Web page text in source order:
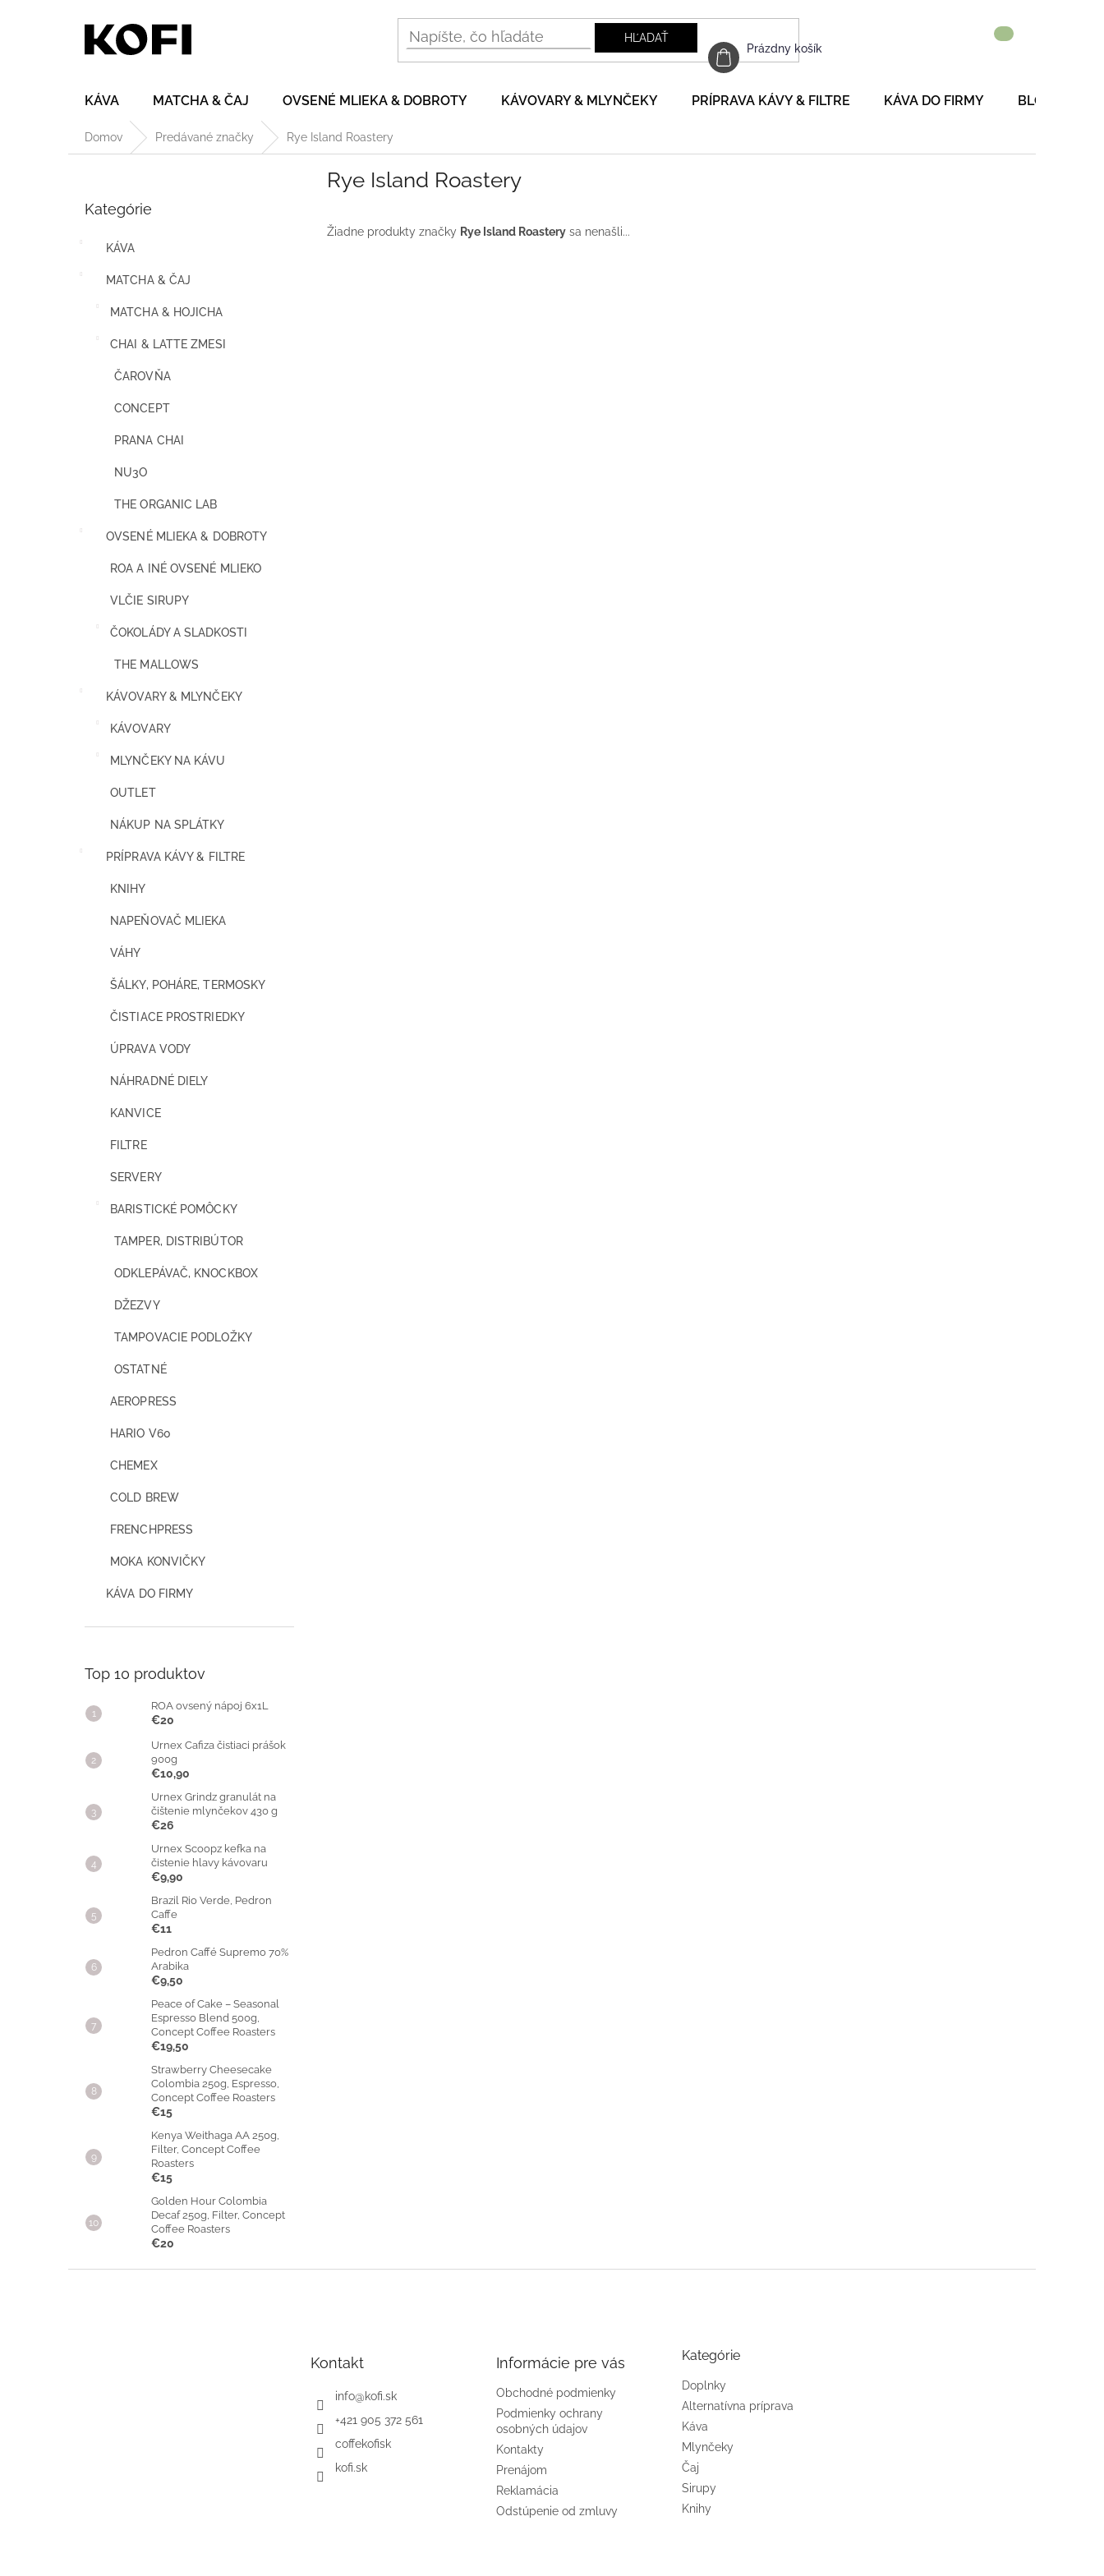
HĽADAŤ
NÁKUPNÝ
KOŠÍK
Prázdny košík
KÁVA MATCHA & ČAJ OVSENÉ MLIEKA & DOBROTY KÁVOVARY & MLYNČEKY PRÍPRAVA KÁVY & FILTRE KÁVA DO FIRMY BLOG
Domov Predávané značky Rye Island Roastery
kategórie
Kategórie
KÁVA
MATCHA & ČAJ
MATCHA & HOJICHA
CHAI & LATTE ZMESI
ČAROVŇA
CONCEPT
PRANA CHAI
NU3O
THE ORGANIC LAB
OVSENÉ MLIEKA & DOBROTY
ROA A INÉ OVSENÉ MLIEKO
VLČIE SIRUPY
ČOKOLÁDY A SLADKOSTI
THE MALLOWS
KÁVOVARY & MLYNČEKY
KÁVOVARY
MLYNČEKY NA KÁVU
OUTLET
NÁKUP NA SPLÁTKY
PRÍPRAVA KÁVY & FILTRE
KNIHY
NAPEŇOVAČ MLIEKA
VÁHY
ŠÁLKY, POHÁRE, TERMOSKY
ČISTIACE PROSTRIEDKY
ÚPRAVA VODY
NÁHRADNÉ DIELY
KANVICE
FILTRE
SERVERY
BARISTICKÉ POMÔCKY
TAMPER, DISTRIBÚTOR
ODKLEPÁVAČ, KNOCKBOX
DŽEZVY
TAMPOVACIE PODLOŽKY
OSTATNÉ
AEROPRESS
HARIO V60
CHEMEX
COLD BREW
FRENCHPRESS
MOKA KONVIČKY
KÁVA DO FIRMY
Top 10 produktov
ROA ovsený nápoj 6x1L
€20
Urnex Cafiza čistiaci prášok
900g
€10,90
Urnex Grindz granulát na
čištenie mlynčekov 430 g
€26
Urnex Scoopz kefka na
čistenie hlavy kávovaru
€9,90
Brazil Rio Verde, Pedron
Caffe
€11
Pedron Caffé Supremo 70%
Arabika
€9,50
Peace of Cake – Seasonal
Espresso Blend 500g,
Concept Coffee Roasters
€19,50
Strawberry Cheesecake
Colombia 250g, Espresso,
Concept Coffee Roasters
€15
Kenya Weithaga AA 250g,
Filter, Concept Coffee
Roasters
€15
Golden Hour Colombia
Decaf 250g, Filter, Concept
Coffee Roasters
€20
Rye Island Roastery
Žiadne produkty značky Rye Island Roastery sa nenašli...
Kontakt
info@kofi.sk
+421 905 372 561
coffekofisk
kofi.sk
Informácie pre vás
Obchodné podmienky
Podmienky ochrany
osobných údajov
Kontakty
Prenájom
Reklamácia
Odstúpenie od zmluvy
Kategórie
Doplnky
Alternatívna príprava
Káva
Mlynčeky
Čaj
Sirupy
Knihy